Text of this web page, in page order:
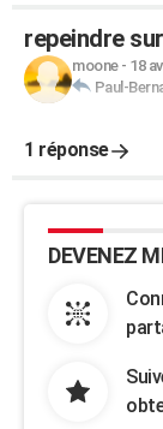
repeindre
moone- 18
Paul-
1 réponse
DEVENEZ